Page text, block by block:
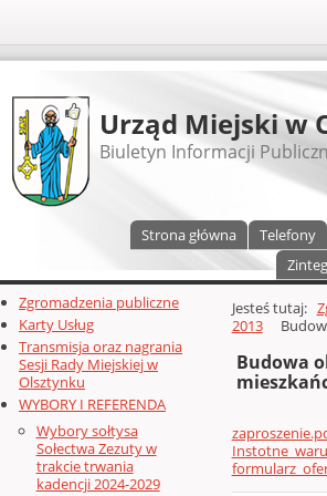
UDOSTĘPNIJ
Urząd Miejski w
Biuletyn Informacji
Strona główna Telefony
Dodatkowe zasoby (lewa kolumna)
Zgromadzenia publiczne
Karty Usług
Transmisja oraz nagrania
Sesji Rady Miejskiej w
Olsztynku
WYBORY I REFERENDA
Wybory sołtysa
Sołectwa Zezuty w
trakcie trwania
kadencji 2024-2029
Głównej
Jesteś tutaj:
2013
Budowa